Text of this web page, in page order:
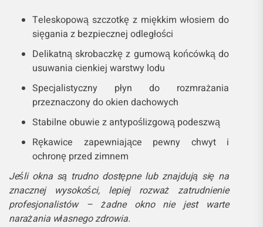
Teleskopową szczotkę z miękkim włosiem do
sięgania z bezpiecznej odległości
Delikatną skrobaczkę z gumową końcówką do
usuwania cienkiej warstwy lodu
Specjalistyczny płyn do rozmrażania
przeznaczony do okien dachowych
Stabilne obuwie z antypoślizgową podeszwą
Rękawice zapewniające pewny chwyt i
ochronę przed zimnem
Jeśli okna są trudno dostępne lub znajdują się na
znacznej wysokości, lepiej rozważ zatrudnienie
profesjonalistów – żadne okno nie jest warte
narażania własnego zdrowia.